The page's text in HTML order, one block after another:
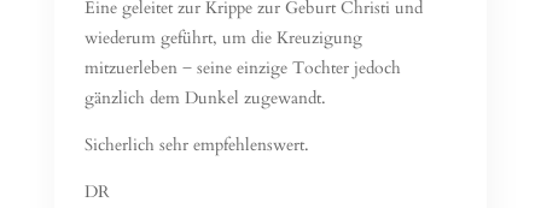
Eine geleitet zur Krippe zur Geburt Christi und
wiederum geführt, um die Kreuzigung
mitzuerleben ̶ seine einzige Tochter jedoch
gänzlich dem Dunkel zugewandt.
Sicherlich sehr empfehlenswert.
DR